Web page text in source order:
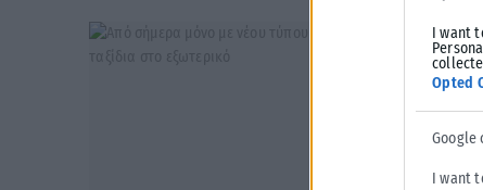
I want
Opted
Google
I want